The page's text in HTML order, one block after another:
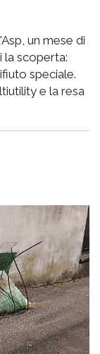
un mese di
la scoperta:
speciale.
e la resa